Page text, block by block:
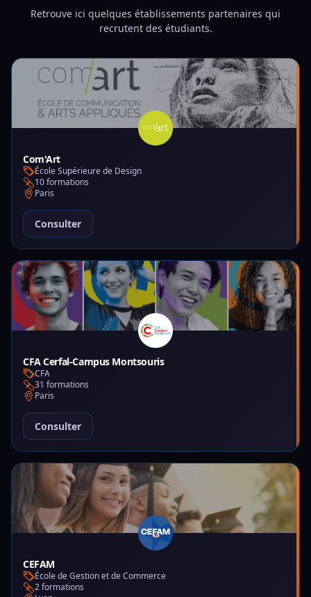
Retrouve ici quelques établissements partenaires qui
recrutent des étudiants.
Com'Art
École Supérieure de Design
10 formations
Paris
Consulter
CFA Cerfal-Campus Montsouris
CFA
31 formations
Paris
Consulter
CEFAM
École de Gestion et de Commerce
2 formations